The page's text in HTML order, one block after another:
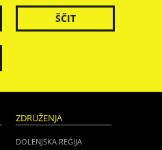
ŠČIT
ZDRUŽENJA
DOLENJSKA REGIJA